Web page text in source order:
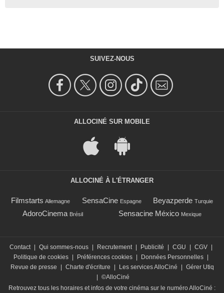
SUIVEZ-NOUS
ALLOCINÉ SUR MOBILE
ALLOCINÉ À L'ÉTRANGER
Filmstarts Allemagne SensaCine Espagne Beyazperde Turquie
AdoroCinema Brésil Sensacine México Mexique
Contact Qui sommes-nous Recrutement Publicité CGU CGV
Politique de cookies
Préférences cookies Données Personnelles
Revue de presse
Charte d'écriture Les services AlloCiné
Gérer Utiq
©AlloCiné
Retrouvez tous les horaires et infos de votre cinéma sur le numéro AlloCiné :